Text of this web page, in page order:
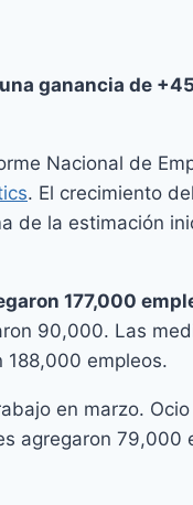
ganancia de
Nacional de
. El crecimiento
de la estimación
177,000
90,000. Las
empleos.
en marzo.
agregaron 79,000